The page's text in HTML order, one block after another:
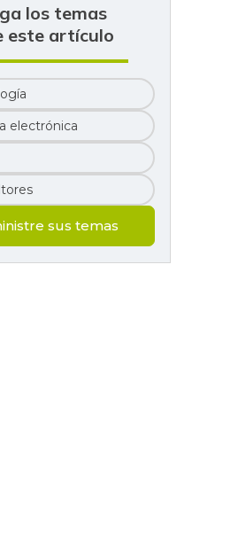
los temas
este artículo
electrónica
sus temas